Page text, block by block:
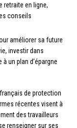
retraite en ligne,
conseils
améliorer sa future
investir dans
un plan d’épargne
de protection
récentes visent à
des travailleurs
renseigner sur ses